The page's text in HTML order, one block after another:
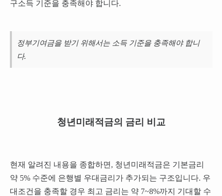
구소득 기준을 충족해야 합니다.
정부기여금을 받기 위해서는 소득 기준을 충족해야 합니
다.
청년미래적금의 금리 비교
현재 알려진 내용을 종합하면, 청년미래적금은 기본금리
약 5% 수준에 은행별 우대금리가 추가되는 구조입니다. 우
대조건을 충족할 경우 최고 금리는 약 7~8%까지 기대할 수